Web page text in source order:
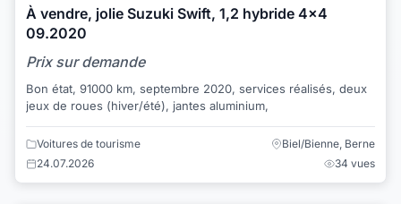
À vendre, jolie Suzuki Swift, 1,2 hybride 4x4
09.2020
Prix sur demande
Bon état, 91000 km, septembre 2020, services réalisés, deux
jeux de roues (hiver/été), jantes aluminium,
Voitures de tourisme
Biel/Bienne, Berne
24.07.2026
34 vues